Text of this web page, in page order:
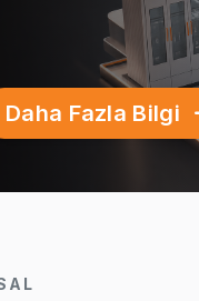
Daha Fazla Bilgi